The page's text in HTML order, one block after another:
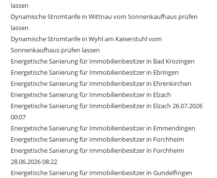
lassen
Dynamische Stromtarife in Wittnau vom Sonnenkaufhaus prüfen
lassen
Dynamische Stromtarife in Wyhl am Kaiserstuhl vom
Sonnenkaufhaus prüfen lassen
Energetische Sanierung für Immobilienbesitzer in Bad Krozingen
Energetische Sanierung für Immobilienbesitzer in Ebringen
Energetische Sanierung für Immobilienbesitzer in Ehrenkirchen
Energetische Sanierung für Immobilienbesitzer in Elzach
Energetische Sanierung für Immobilienbesitzer in Elzach 26.07.2026
00:07
Energetische Sanierung für Immobilienbesitzer in Emmendingen
Energetische Sanierung für Immobilienbesitzer in Forchheim
Energetische Sanierung für Immobilienbesitzer in Forchheim
28.06.2026 08:22
Energetische Sanierung für Immobilienbesitzer in Gundelfingen